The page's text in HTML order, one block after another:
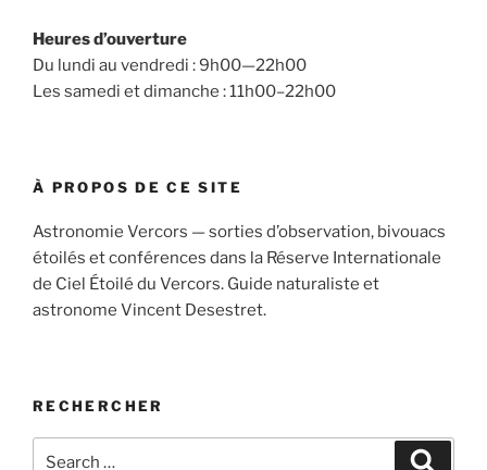
Heures d’ouverture
Du lundi au vendredi : 9h00—22h00
Les samedi et dimanche : 11h00–22h00
À PROPOS DE CE SITE
Astronomie Vercors — sorties d’observation, bivouacs
étoilés et conférences dans la Réserve Internationale
de Ciel Étoilé du Vercors. Guide naturaliste et
astronome Vincent Desestret.
RECHERCHER